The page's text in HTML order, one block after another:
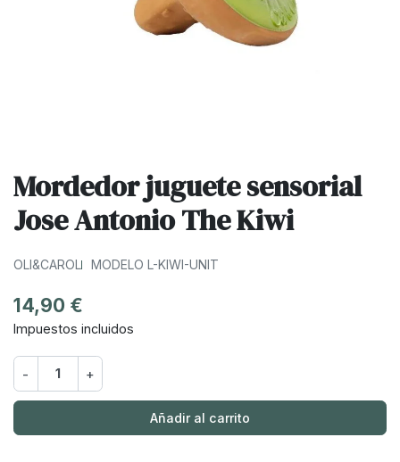
Mordedor juguete sensorial
Jose Antonio The Kiwi
OLI&CAROL MODELO L-KIWI-UNIT
14,90 €
Impuestos incluidos
- +
Añadir al carrito